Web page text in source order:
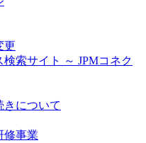
更
索サイト ～ JPMコネク
きについて
修事業